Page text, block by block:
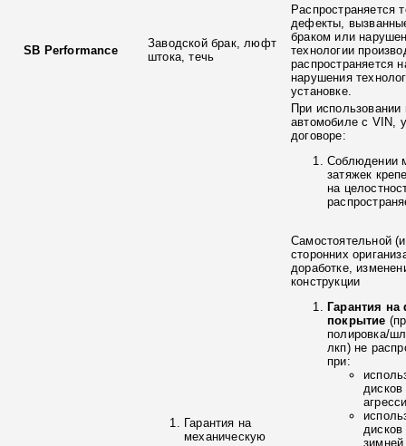
SB Performance
Заводской брак, люфт
штока, течь
Распространяется
дефекты,
браком или
технологии
распространяется
нарушения
установке.
Гарантия на
механическую
При использовании
автомобиле с VIN,
договоре:
Соблюдении
затяжек
на
Самостоятельной
сторонних
доработке,
конструкции
Гарантия
покрытие
полировка/
лкп) не
при:
зимней